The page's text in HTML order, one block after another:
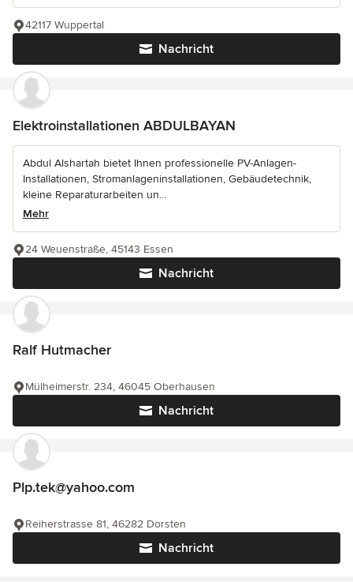
Nachricht
42117 Wuppertal
Elektroinstallationen ABDULBAYAN
Abdul Alshartah bietet Ihnen professionelle PV-Anlagen-
Installationen, Stromanlageninstallationen, Gebäudetechnik,
kleine Reparaturarbeiten un...
Mehr
Nachricht
24 Weuenstraße, 45143 Essen
Ralf Hutmacher
Nachricht
Mülheimerstr. 234, 46045 Oberhausen
Plp.tek@yahoo.com
Nachricht
Reiherstrasse 81, 46282 Dorsten